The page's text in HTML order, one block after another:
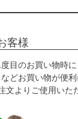
客様
目のお買い物時に
どお買い物が便利
よりご使用いた